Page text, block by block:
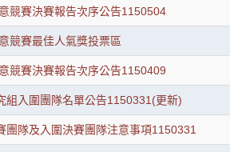
競賽決賽報告次序公告1150504
競賽最佳人氣獎投票區
競賽決賽報告次序公告1150409
組入圍團隊名單公告1150331(更新)
團隊及入圍決賽團隊注意事項1150331